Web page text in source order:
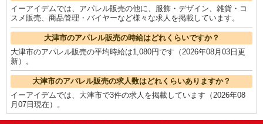
イーアイデムでは、アパレル販売の他に、服飾・デザイン、雑貨・コ
スメ販売、商品管理・バイヤーなど様々な求人を掲載しています。
大津市のアパレル販売の時給はどれくらいですか？
大津市のアパレル販売の平均時給は1,080円です（2026年08月03日更
新）。
大津市のアパレル販売の求人数はどれくらいありますか？
イーアイデムでは、大津市で3件の求人を掲載しています（2026年08
月07日現在）。